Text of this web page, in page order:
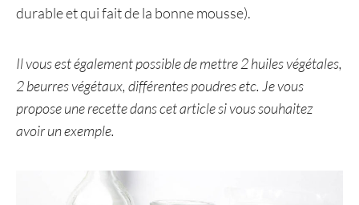
durable et qui fait de la bonne mousse).
Il vous est également possible de mettre 2 huiles végétales,
2 beurres végétaux, différentes poudres etc. Je vous
propose une recette dans cet article si vous souhaitez
avoir un exemple.